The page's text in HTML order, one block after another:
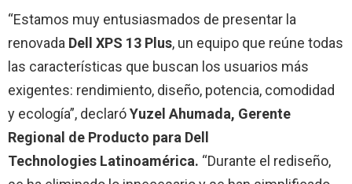
“Estamos muy entusiasmados de presentar la
renovada Dell XPS 13 Plus, un equipo que reúne todas
las características que buscan los usuarios más
exigentes: rendimiento, diseño, potencia, comodidad
y ecología”, declaróYuzel Ahumada, Gerente
Regional de Producto para Dell
Technologies Latinoamérica. “Durante el rediseño,